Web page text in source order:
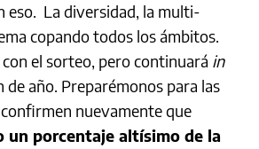
eso. La diversidad, la multi-
copando todos los ámbitos.
el sorteo, pero continuará in
año. Preparémonos para las
nuevamente que
un porcentaje altísimo de la